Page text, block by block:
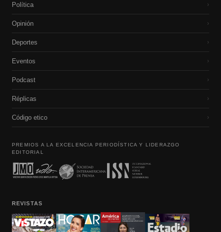
Política ›
Opinión ›
Deportes ›
Eventos ›
Podcast ›
Réplicas ›
Código etico ›
PREMIOS A LA EXCELENCIA PERIODÍSTICA Y LIDERAZGO
EDITORIAL
REVISTAS